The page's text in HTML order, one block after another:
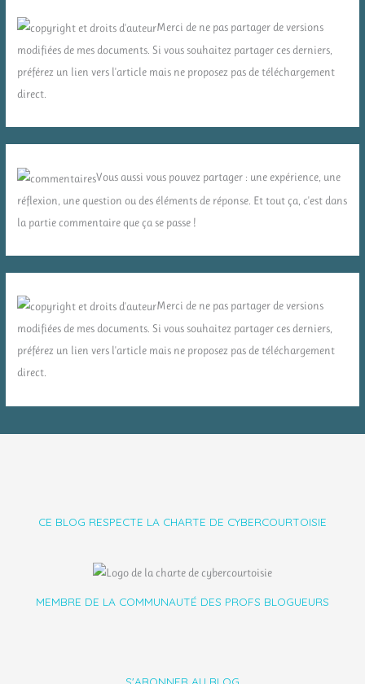
Merci de ne pas partager de versions
modifiées de mes documents. Si vous souhaitez partager ces derniers,
préférez un lien vers l'article mais ne proposez pas de téléchargement
direct.
Vous aussi vous pouvez partager : une expérience, une
réflexion, une question ou des éléments de réponse. Et tout ça, c'est dans
la partie commentaire que ça se passe !
Merci de ne pas partager de versions
modifiées de mes documents. Si vous souhaitez partager ces derniers,
préférez un lien vers l'article mais ne proposez pas de téléchargement
direct.
CE BLOG RESPECTE LA CHARTE DE CYBERCOURTOISIE
MEMBRE DE LA COMMUNAUTÉ DES PROFS BLOGUEURS